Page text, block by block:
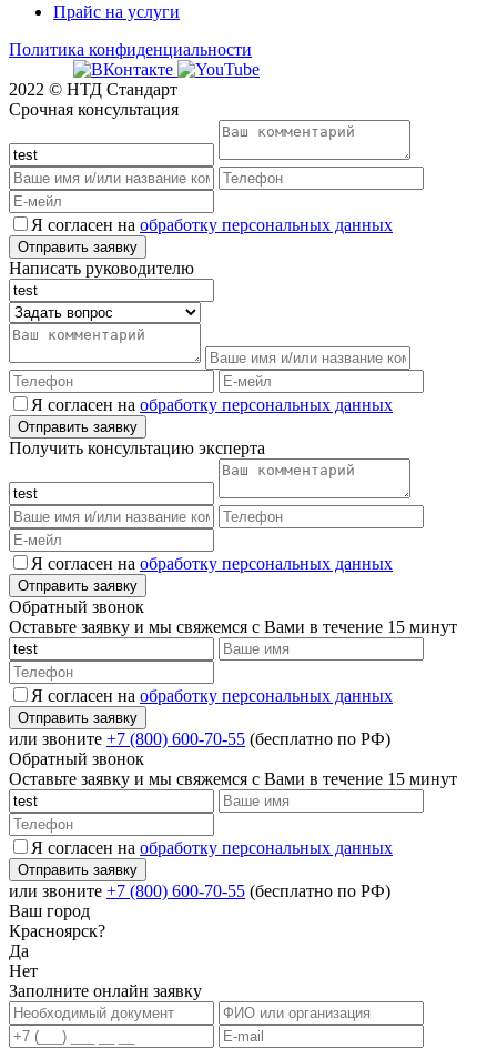
Прайс на услуги
Политика конфиденциальности
2022 © НТД Стандарт
Срочная консультация
Я согласен на обработку персональных данных
Написать руководителю
Я согласен на обработку персональных данных
Получить консультацию эксперта
Я согласен на обработку персональных данных
Обратный звонок
Оставьте заявку и мы свяжемся с Вами в течение 15 минут
Я согласен на обработку персональных данных
или звоните +7 (800) 600-70-55 (бесплатно по РФ)
Обратный звонок
Оставьте заявку и мы свяжемся с Вами в течение 15 минут
Я согласен на обработку персональных данных
или звоните +7 (800) 600-70-55 (бесплатно по РФ)
Ваш город
Красноярск?
Да
Нет
Заполните онлайн заявку